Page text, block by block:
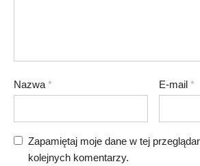
Nazwa * E-mail*
Zapamiętaj moje dane w tej
kolejnych komentarzy.